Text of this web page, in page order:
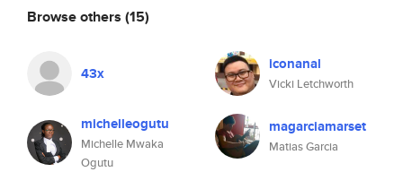
Browse others (15)
43x iconanal
Vicki Letchworth
michelleogutu
Michelle Mwaka
Ogutu
magarciamarset
Matias Garcia